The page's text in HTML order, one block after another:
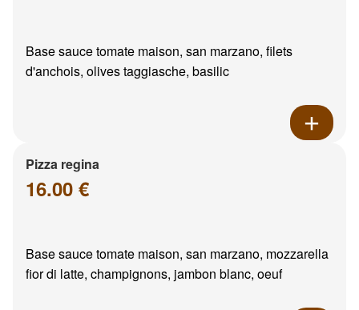
Base sauce tomate maison, san marzano, filets
d'anchois, olives taggiasche, basilic
Pizza regina
16.00 €
Base sauce tomate maison, san marzano, mozzarella
fior di latte, champignons, jambon blanc, oeuf